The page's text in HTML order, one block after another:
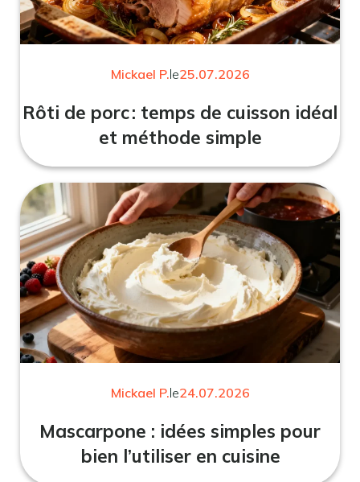
Mickael P.le25.07.2026
Rôti de porc : temps de cuisson idéal
et méthode simple
Mickael P.le24.07.2026
Mascarpone : idées simples pour
bien l’utiliser en cuisine